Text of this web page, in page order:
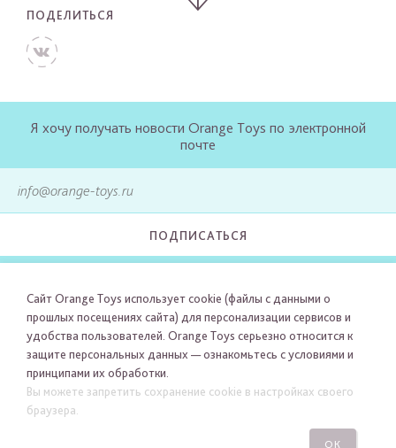
ПОДЕЛИТЬСЯ
Я хочу получать новости Orange Toys по электронной
почте
ПОДПИСАТЬСЯ
Сайт Orange Toys использует cookie (файлы с данными о
прошлых посещениях сайта) для персонализации сервисов и
удобства пользователей. Orange Toys серьезно относится к
защите персональных данных — ознакомьтесь с условиями и
принципами их обработки.
Вы можете запретить сохранение cookie в настройках своего
браузера.
ОК